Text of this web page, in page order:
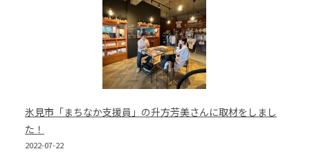
氷見市「まちなか支援員」の升方芳美さんに取材をしまし
た！
2022-07-22